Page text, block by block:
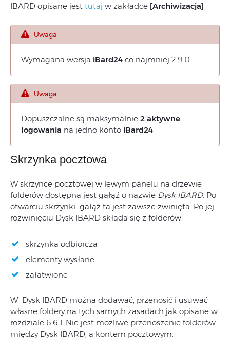
IBARD opisane jest tutaj w zakładce [Archiwizacja]
Uwaga
Wymagana wersja iBard24 co najmniej 2.9.0.
Uwaga
Dopuszczalne są maksymalnie 2 aktywne
logowania na jedno konto iBard24.
Skrzynka pocztowa
W skrzynce pocztowej w lewym panelu na drzewie
folderów dostępna jest gałąź o nazwie Dysk IBARD. Po
otwarciu skrzynki gałąź ta jest zawsze zwinięta. Po jej
rozwinięciu Dysk IBARD składa się z folderów:
skrzynka odbiorcza
elementy wysłane
załatwione
W Dysk IBARD można dodawać, przenosić i usuwać
własne foldery na tych samych zasadach jak opisane w
rozdziale 6.6.1. Nie jest możliwe przenoszenie folderów
między Dysk IBARD, a kontem pocztowym.